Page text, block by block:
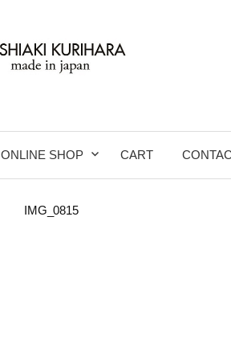
ONLINE SHOP CART
IMG_0815